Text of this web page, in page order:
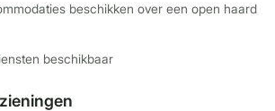
beschikken over een open haard
beschikbaar